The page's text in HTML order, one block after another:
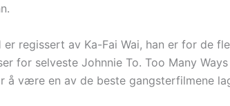
er regissert av Ka-Fai Wai, han er for de
for selveste Johnnie To. Too Many
å være en av de beste gangsterfilmene